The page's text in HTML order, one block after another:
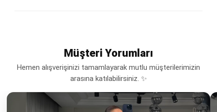
Müşteri Yorumları
Hemen alışverişinizi tamamlayarak mutlu müşterilerimizin
arasına katılabilirsiniz. ✨